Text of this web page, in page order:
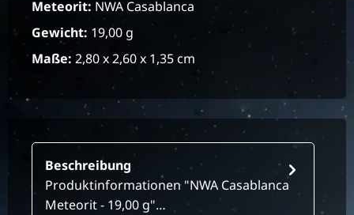
Meteorit: NWA Casablanca
Gewicht: 19,00 g
Maße: 2,80 x 2,60 x 1,35 cm
Beschreibung
Produktinformationen "NWA Casablanca
Meteorit - 19,00 g"…